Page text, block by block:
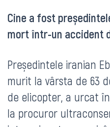
Cine a fost
mort într-un accident
Președintele iranian
murit la vârsta de 63
de elicopter, a urcat
la procuror